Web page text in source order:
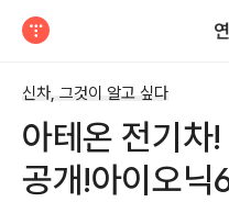
신차, 그것이 알고 싶다
아테온 전기차
공개!아이오닉